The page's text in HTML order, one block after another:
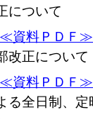
について
≪資料ＰＤＦ≫
改正について
≪資料ＰＤＦ≫
る全日制、